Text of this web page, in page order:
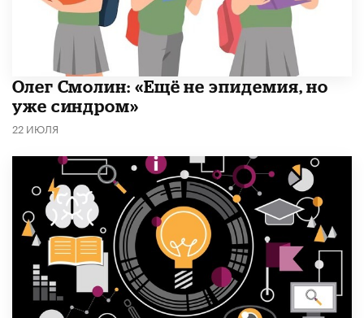
​Олег Смолин: «Ещё не эпидемия, но
уже синдром»
22 ИЮЛЯ